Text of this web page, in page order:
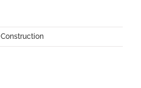
Construction